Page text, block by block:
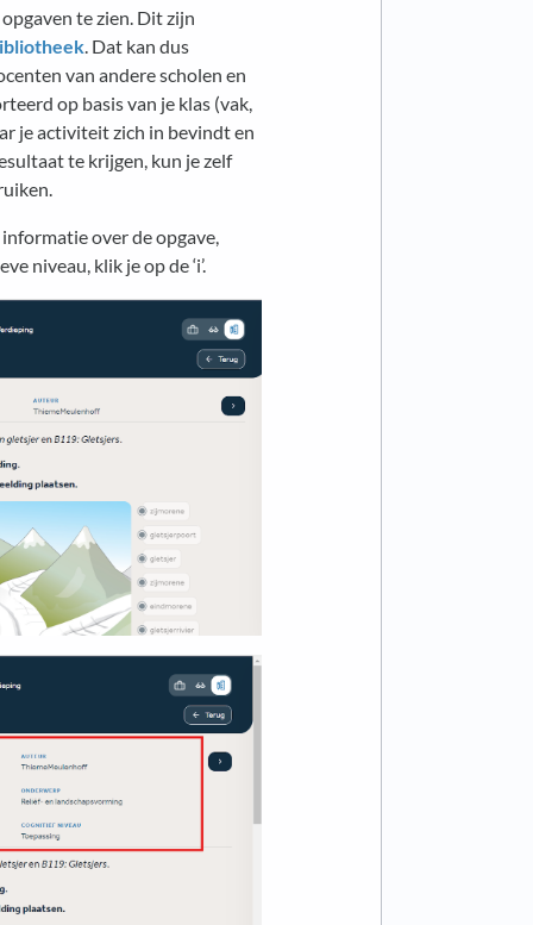
te zien. Dit zijn
. Dat kan dus
van andere scholen en
op basis van je klas (vak,
je activiteit zich in bevindt en
te krijgen, kun je zelf
over de opgave,
niveau, klik je op de ‘i’.